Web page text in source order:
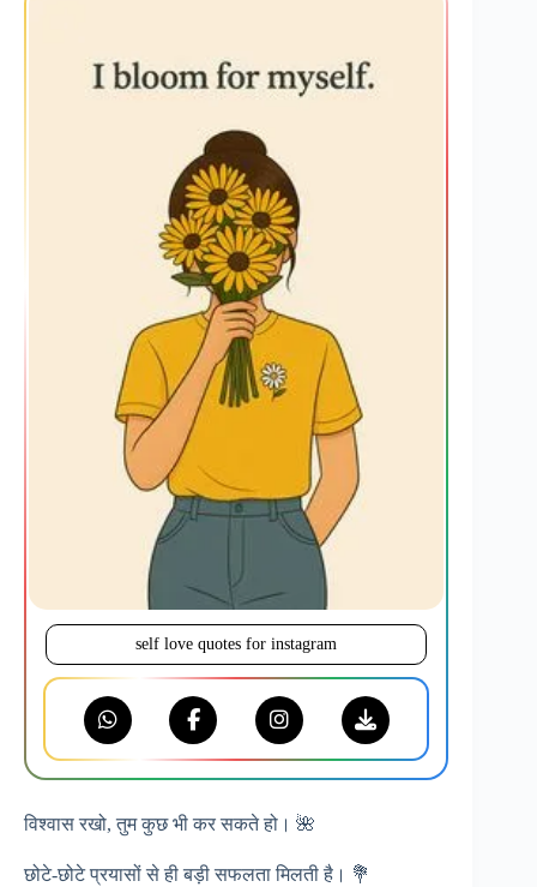
self love quotes for instagram
विश्वास रखो, तुम कुछ भी कर सकते हो। 🌺
छोटे-छोटे प्रयासों से ही बड़ी सफलता मिलती है। 💐